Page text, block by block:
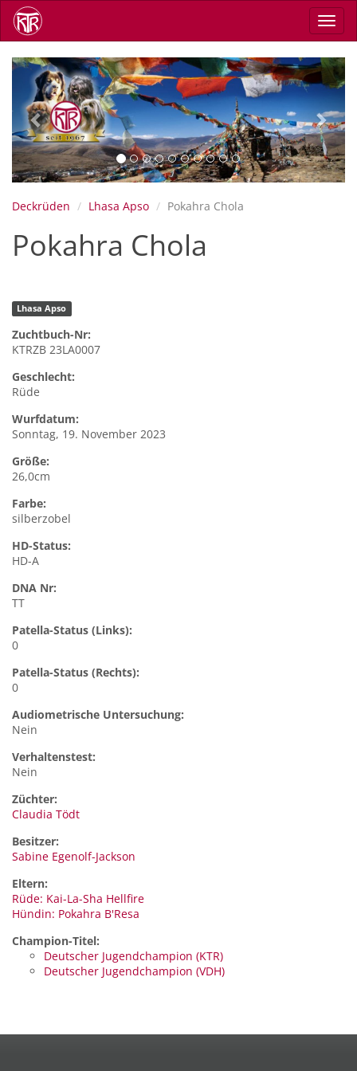
Direkt
zum
Inhalt
Previous Next
Deckrüden Lhasa Apso Pokahra Chola
Pokahra Chola
Lhasa Apso
Zuchtbuch-Nr:
KTRZB 23LA0007
Geschlecht:
Rüde
Wurfdatum:
Sonntag, 19. November 2023
Größe:
26,0cm
Farbe:
silberzobel
HD-Status:
HD-A
DNA Nr:
TT
Patella-Status (Links):
0
Patella-Status (Rechts):
0
Audiometrische Untersuchung:
Nein
Verhaltenstest:
Nein
Züchter:
Claudia Tödt
Besitzer:
Sabine Egenolf-Jackson
Eltern:
Rüde: Kai-La-Sha Hellfire
Hündin: Pokahra B'Resa
Champion-Titel:
Deutscher Jugendchampion (KTR)
Deutscher Jugendchampion (VDH)